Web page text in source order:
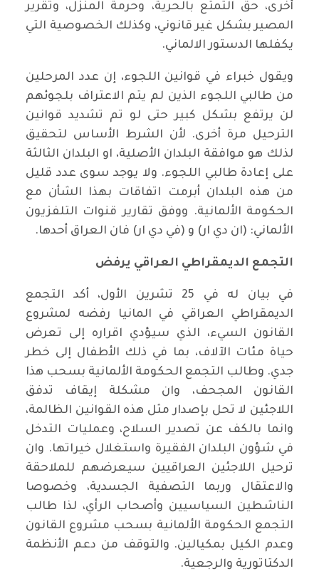
أخرى، حق التمتع بالحرية، وحرمة المنزل، وتقرير
المصير بشكل غير قانوني، وكذلك الخصوصية التي
يكفلها الدستور الالماني.
ويقول خبراء في قوانين اللجوء، إن عدد المرحلين
من طالبي اللجوء الذين لم يتم الاعتراف بلجوئهم
لن يرتفع بشكل كبير حتى لو تم تشديد قوانين
الترحيل مرة أخرى. لأن الشرط الأساس لتحقيق
لذلك هو موافقة البلدان الأصلية، او البلدان الثالثة
على إعادة طالبي اللجوء. ولا يوجد سوى عدد قليل
من هذه البلدان أبرمت اتفاقات بهذا الشأن مع
الحكومة الألمانية. ووفق تقارير قنوات التلفزيون
الألماني: (ان دي ار) و (في دي ار) فان العراق أحدها.
التجمع الديمقراطي العراقي يرفض
في بيان له في 25 تشرين الأول، أكد التجمع
الديمقراطي العراقي في المانيا رفضه لمشروع
القانون السيء، الذي سيؤدي اقراره إلى تعرض
حياة مئات الآلاف، بما في ذلك الأطفال إلى خطر
جدي. وطالب التجمع الحكومة الألمانية بسحب هذا
القانون المجحف، وان مشكلة إيقاف تدفق
اللاجئين لا تحل بإصدار مثل هذه القوانين الظالمة،
وانما بالكف عن تصدير السلاح، وعمليات التدخل
في شؤون البلدان الفقيرة واستغلال خيراتها. وان
ترحيل اللاجئين العراقيين سيعرضهم للملاحقة
والاعتقال وربما التصفية الجسدية، وخصوصا
الناشطين السياسيين وأصحاب الرأي، لذا طالب
التجمع الحكومة الألمانية بسحب مشروع القانون
وعدم الكيل بمكيالين. والتوقف من دعم الأنظمة
الدكتاتورية والرجعية.